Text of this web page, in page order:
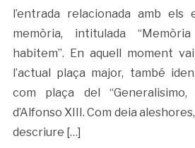
l’entrada relacionada amb
memòria, intitulada
habitem”. En aquell moment
l’actual plaça major, també
com plaça del
d’Alfonso XIII. Com deia
descriure […]